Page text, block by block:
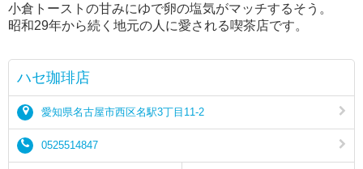
小倉トーストの甘みにゆで卵の塩気がマッチするそう。
昭和29年から続く地元の人に愛される喫茶店です。
ハセ珈琲店
愛知県名古屋市西区名駅3丁目11-2
0525514847